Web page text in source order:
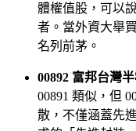
體權值股，可以
者。當外資大舉
名列前茅。
00892 富邦台灣
00891 類似，但
散，不僅涵蓋先